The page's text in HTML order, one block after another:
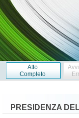
Atto
Completo
PRESIDENZA